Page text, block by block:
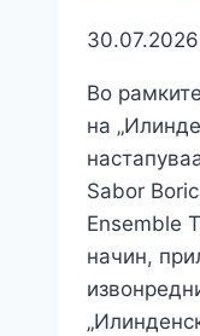
30.07.2026
Во
на
Sabor
Ensemble
начин,